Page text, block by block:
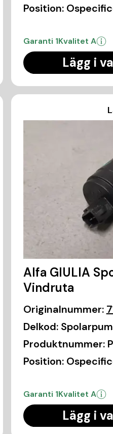
Position:
Garanti 1Kvalitet A
Lägg i
Alfa GIULIA
Vindruta
Originalnummer:
Delkod:
Produktnummer:
Position:
Garanti 1Kvalitet A
Lägg i